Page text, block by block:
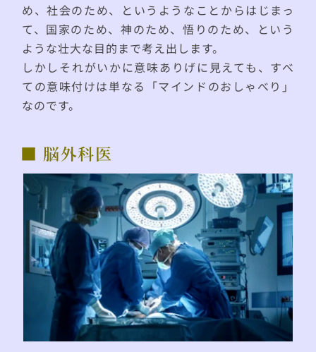
め、社会のため、というようなことからはじまっ
て、国家のため、神のため、悟りのため、という
ような壮大な目的まで考え出します。
しかしそれがいかに意味ありげに見えても、すべ
ての意味付けは単なる「マインドのおしゃべり」
なのです。
■ 脳外科医